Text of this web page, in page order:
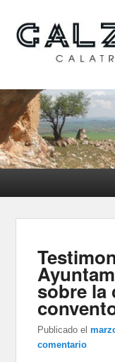
sobre la
Publicado el
comentario